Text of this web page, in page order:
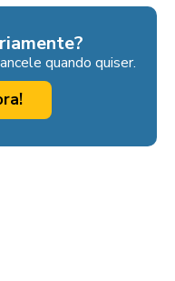
quando quiser.